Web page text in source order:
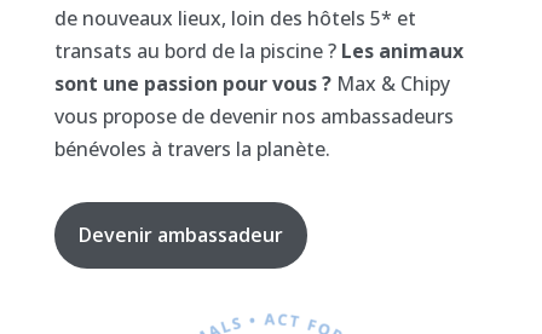
de nouveaux lieux, loin des hôtels 5* et
transats au bord de la piscine ? Les animaux
sont une passion pour vous ?Max & Chipy
vous propose de devenir nos ambassadeurs
bénévoles à travers la planète.
Devenir ambassadeur